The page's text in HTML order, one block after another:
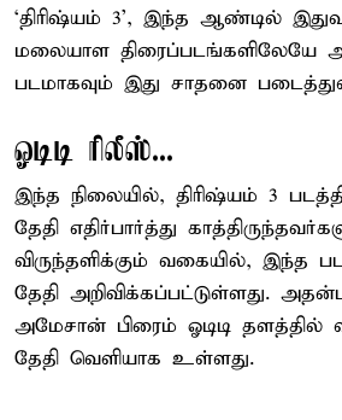
‘திரிஷ்யம் 3’, இந்த ஆண்டில்
மலையாள திரைப்படங்களிலேயே
படமாகவும் இது சாதனை
ஓடிடி ரிலீஸ்...
இந்த நிலையில், திரிஷ்யம் 3
தேதி எதிர்பார்த்து
விருந்தளிக்கும் வகையில், இந்த
தேதி அறிவிக்கப்பட்டுள்ளது.
அமேசான் பிரைம் ஓடிடி தளத்தில்
தேதி வெளியாக உள்ளது.